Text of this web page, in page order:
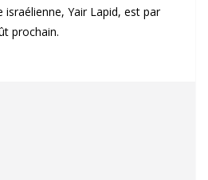
Yair Lapid, est par
prochain.